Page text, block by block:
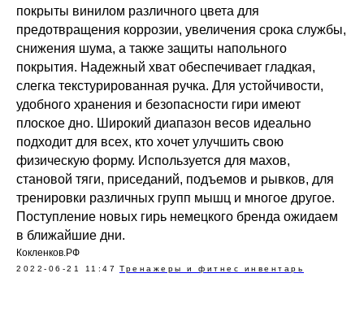
покрыты винилом различного цвета для
предотвращения коррозии, увеличения срока службы,
снижения шума, а также защиты напольного
покрытия. Надежный хват обеспечивает гладкая,
слегка текстурированная ручка. Для устойчивости,
удобного хранения и безопасности гири имеют
плоское дно. Широкий диапазон весов идеально
подходит для всех, кто хочет улучшить свою
физическую форму. Используется для махов,
становой тяги, приседаний, подъемов и рывков, для
тренировки различных групп мышц и многое другое.
Поступление новых гирь немецкого бренда ожидаем
в ближайшие дни.
Кокленков.РФ
2022-06-21 11:47 Тренажеры и фитнес инвентарь